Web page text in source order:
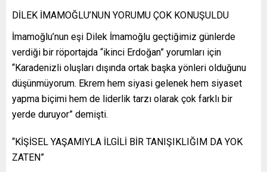
DİLEK İMAMOĞLU’NUN YORUMU ÇOK KONUŞULDU
İmamoğlu’nun eşi Dilek İmamoğlu geçtiğimiz günlerde
verdiği bir röportajda “ikinci Erdoğan” yorumları için
“Karadenizli oluşları dışında ortak başka yönleri olduğunu
düşünmüyorum. Ekrem hem siyasi gelenek hem siyaset
yapma biçimi hem de liderlik tarzı olarak çok farklı bir
yerde duruyor” demişti.
“KİŞİSEL YAŞAMIYLA İLGİLİ BİR TANIŞIKLIĞIM DA YOK
ZATEN”